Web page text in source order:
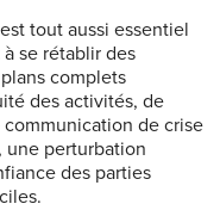
tout aussi essentiel
se rétablir des
complets
des activités, de
communication de crise
une perturbation
des parties